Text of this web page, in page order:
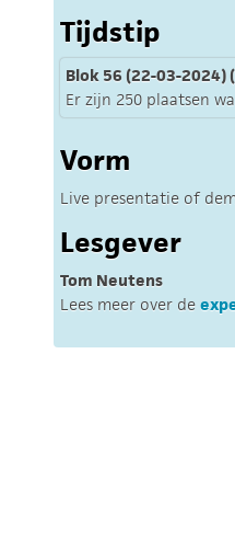
Tijdstip
Blok 56 (22-03-2024)
Er zijn 250 plaatsen
Vorm
Live presentatie of
Lesgever
Tom Neutens
Lees meer over de